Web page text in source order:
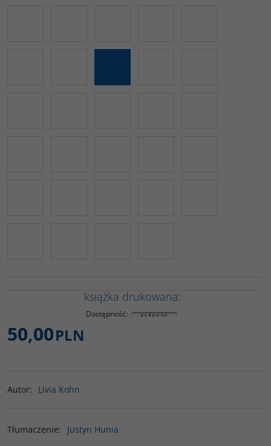
książka drukowana:
Dostępność:
50,00PLN
Autor: Livia Kohn
Tłumaczenie:
Justyn Hunia